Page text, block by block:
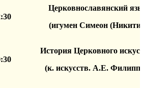
Церковнославянский
(игумен Симеон
История Церковного
(к. искусств. А.Е.